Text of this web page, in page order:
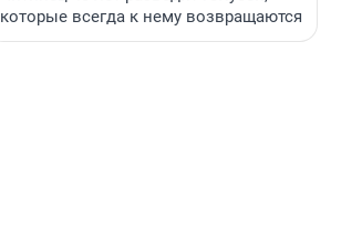
которые всегда к нему возвращаются